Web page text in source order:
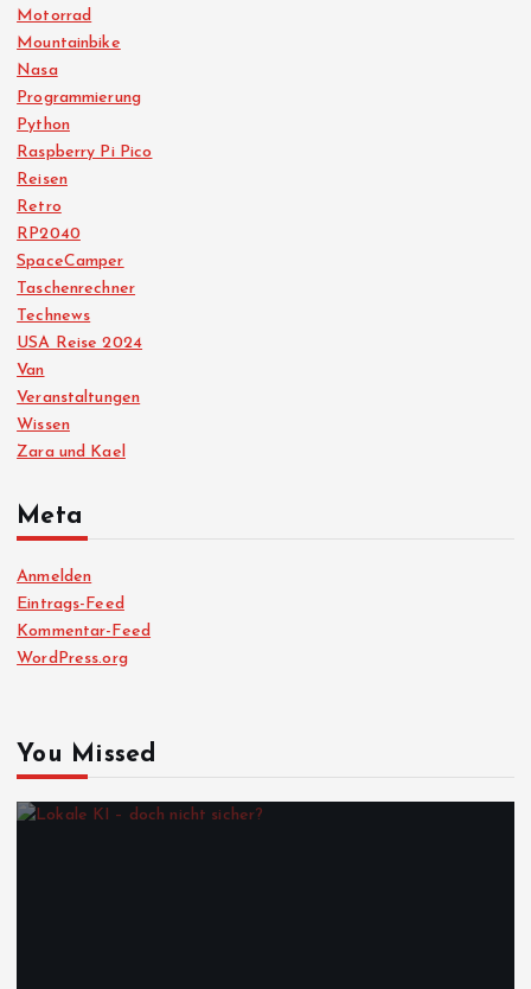
Motorrad
Mountainbike
Nasa
Programmierung
Python
Raspberry Pi Pico
Reisen
Retro
RP2040
SpaceCamper
Taschenrechner
Technews
USA Reise 2024
Van
Veranstaltungen
Wissen
Zara und Kael
Meta
Anmelden
Eintrags-Feed
Kommentar-Feed
WordPress.org
You Missed